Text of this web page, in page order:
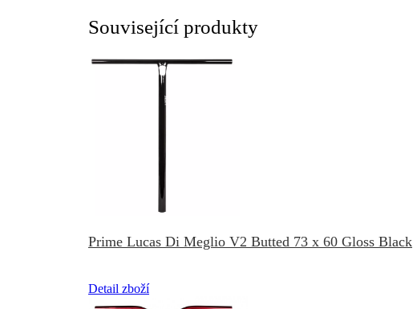
Související produkty
Prime Lucas Di Meglio V2 Butted 73 x 60 Gloss Black
Detail zboží